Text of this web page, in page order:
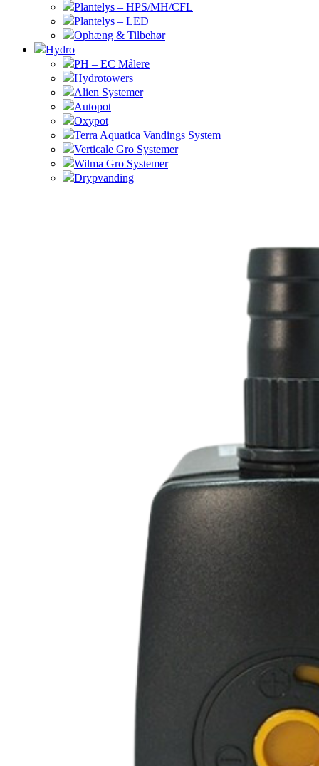
Plantelys – HPS/MH/CFL
Plantelys – LED
Ophæng & Tilbehør
Hydro
PH – EC Målere
Hydrotowers
Alien Systemer
Autopot
Oxypot
Terra Aquatica Vandings System
Verticale Gro Systemer
Wilma Gro Systemer
Drypvanding